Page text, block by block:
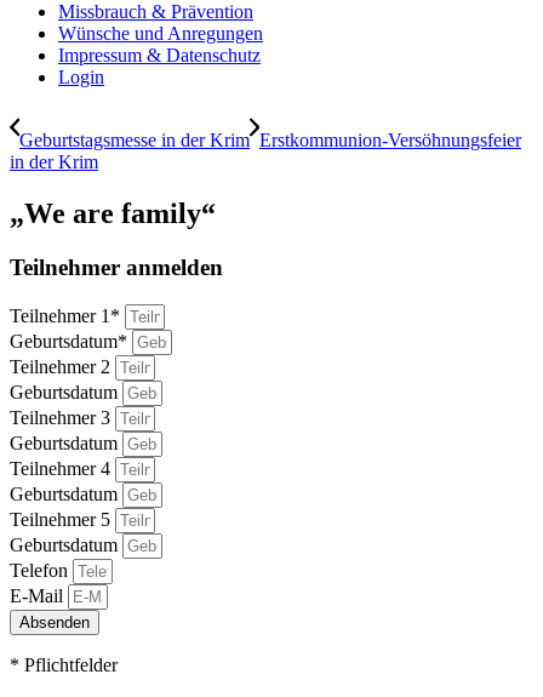
Missbrauch & Prävention
Wünsche und Anregungen
Impressum & Datenschutz
Login
Geburtstagsmesse in der Krim Erstkommunion-Versöhnungsfeier
in der Krim
„We are family“
Teilnehmer anmelden
Teilnehmer 1*
Geburtsdatum*
Teilnehmer 2
Geburtsdatum
Teilnehmer 3
Geburtsdatum
Teilnehmer 4
Geburtsdatum
Teilnehmer 5
Geburtsdatum
Telefon
E-Mail
Absenden
* Pflichtfelder